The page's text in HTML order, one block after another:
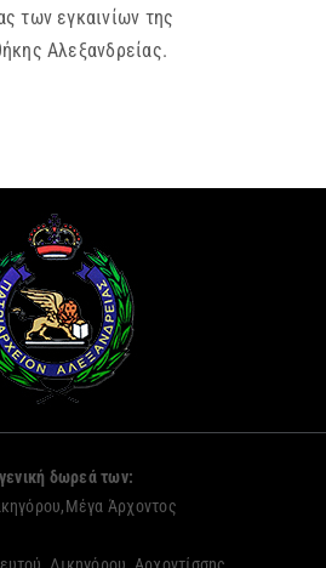
των εγκαινίων της
Αλεξανδρείας.
δωρεά των:
Άρχοντος
Δικηγόρου, Αρχοντίσσης